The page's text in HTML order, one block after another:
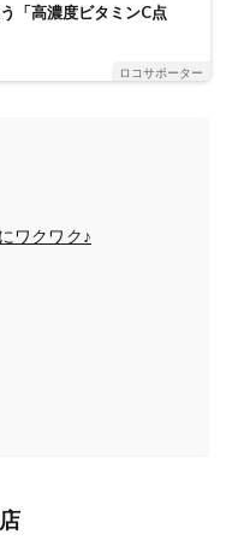
「高濃度ビタミンC点
ロコサポーター
ワクワク♪